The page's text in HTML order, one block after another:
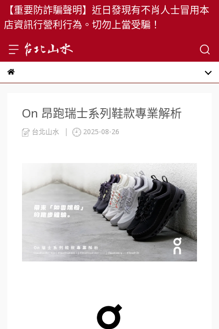
【重要防詐騙聲明】近日發現有不肖人士冒用本
店資訊行營利行為。切勿上當受騙！
On 昂跑瑞士系列鞋款專業解析
台北山水 2025-08-26